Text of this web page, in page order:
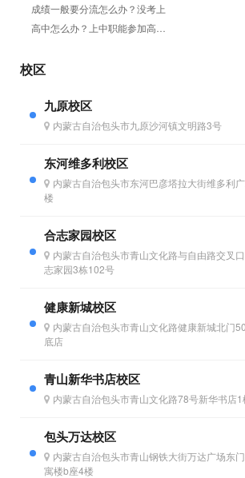
成绩一般要分流怎么办？没考上
高中怎么办？上中职能参加高考
初中毕业怎么参加高考？考不...
校区
九原校区
内蒙古自治包头市九原沙河镇文明路3号
东河维多利校区
内蒙古自治包头市东河巴彦塔拉大街维多利
楼
合志家园校区
内蒙古自治包头市青山文化路与自由路交叉
志家园3栋102号
健康新城校区
内蒙古自治包头市青山文化路健康新城北门
底店
青山新华书店校区
内蒙古自治包头市青山文化路78号新华书店1
包头万达校区
内蒙古自治包头市青山钢铁大街万达广场东
寓楼b座4楼